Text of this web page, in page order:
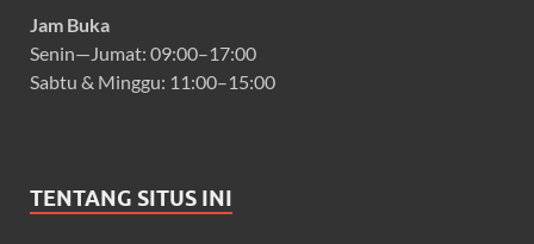
Jam Buka
Senin—Jumat: 09:00–17:00
Sabtu & Minggu: 11:00–15:00
TENTANG SITUS INI